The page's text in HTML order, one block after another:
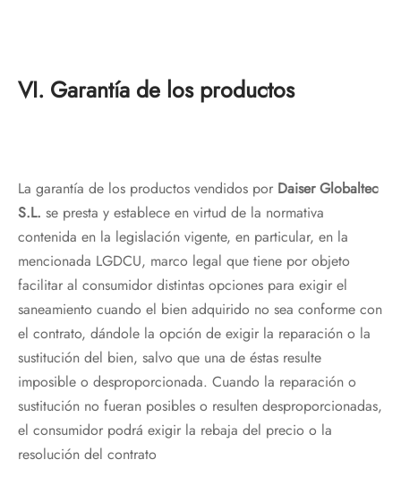
VI. Garantía de los productos
La garantía de los productos vendidos por Daiser Globaltec
S.L. se presta y establece en virtud de la normativa
contenida en la legislación vigente, en particular, en la
mencionada LGDCU, marco legal que tiene por objeto
facilitar al consumidor distintas opciones para exigir el
saneamiento cuando el bien adquirido no sea conforme con
el contrato, dándole la opción de exigir la reparación o la
sustitución del bien, salvo que una de éstas resulte
imposible o desproporcionada. Cuando la reparación o
sustitución no fueran posibles o resulten desproporcionadas,
el consumidor podrá exigir la rebaja del precio o la
resolución del contrato